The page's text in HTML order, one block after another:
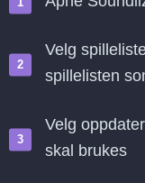
Velg
spillelisten
Velg
skal brukes